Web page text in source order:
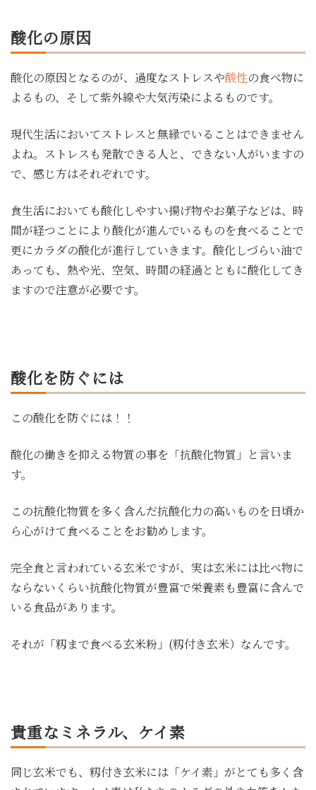
酸化の原因
酸化の原因となるのが、過度なストレスや酸性の食べ物に
よるもの、そして紫外線や大気汚染によるものです。
現代生活においてストレスと無縁でいることはできません
よね。ストレスも発散できる人と、できない人がいますの
で、感じ方はそれぞれです。
食生活においても酸化しやすい揚げ物やお菓子などは、時
間が経つことにより酸化が進んでいるものを食べることで
更にカラダの酸化が進行していきます。酸化しづらい油で
あっても、熱や光、空気、時間の経過とともに酸化してき
ますので注意が必要です。
酸化を防ぐには
この酸化を防ぐには！！
酸化の働きを抑える物質の事を「抗酸化物質」と言いま
す。
この抗酸化物質を多く含んだ抗酸化力の高いものを日頃か
ら心がけて食べることをお勧めします。
完全食と言われている玄米ですが、実は玄米には比べ物に
ならないくらい抗酸化物質が豊富で栄養素も豊富に含んで
いる食品があります。
それが「籾まで食べる玄米粉」(籾付き玄米）なんです。
貴重なミネラル、ケイ素
同じ玄米でも、籾付き玄米には「ケイ素」がとても多く含